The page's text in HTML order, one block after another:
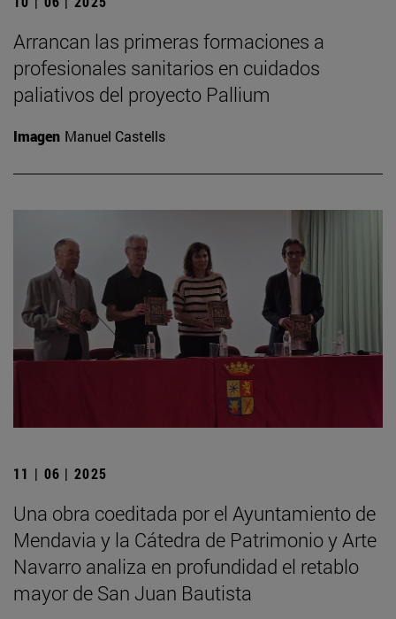
Arrancan las primeras formaciones a
profesionales sanitarios en cuidados
paliativos del proyecto Pallium
Imagen Manuel Castells
11 | 06 | 2025
Una obra coeditada por el Ayuntamiento de
Mendavia y la Cátedra de Patrimonio y Arte
Navarro analiza en profundidad el retablo
mayor de San Juan Bautista